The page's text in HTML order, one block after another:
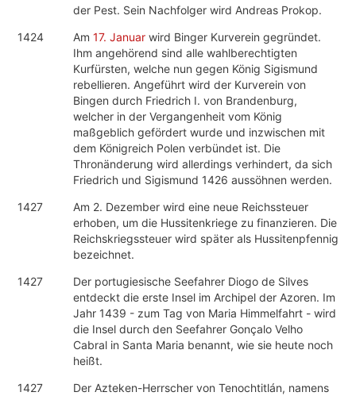
der Pest. Sein Nachfolger wird Andreas Prokop.
1424
Am 17. Januar wird Binger Kurverein gegründet.
Ihm angehörend sind alle wahlberechtigten
Kurfürsten, welche nun gegen König Sigismund
rebellieren. Angeführt wird der Kurverein von
Bingen durch Friedrich I. von Brandenburg,
welcher in der Vergangenheit vom König
maßgeblich gefördert wurde und inzwischen mit
dem Königreich Polen verbündet ist. Die
Thronänderung wird allerdings verhindert, da sich
Friedrich und Sigismund 1426 aussöhnen werden.
1427
Am 2. Dezember wird eine neue Reichssteuer
erhoben, um die Hussitenkriege zu finanzieren. Die
Reichskriegssteuer wird später als Hussitenpfennig
bezeichnet.
1427
Der portugiesische Seefahrer Diogo de Silves
entdeckt die erste Insel im Archipel der Azoren. Im
Jahr 1439 - zum Tag von Maria Himmelfahrt - wird
die Insel durch den Seefahrer Gonçalo Velho
Cabral in Santa Maria benannt, wie sie heute noch
heißt.
1427
Der Azteken-Herrscher von Tenochtitlán, namens